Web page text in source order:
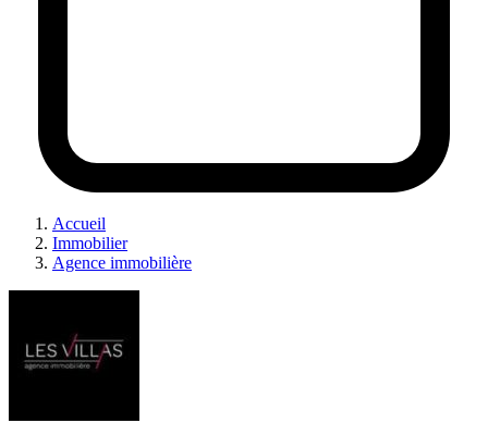
Accueil
Immobilier
Agence immobilière